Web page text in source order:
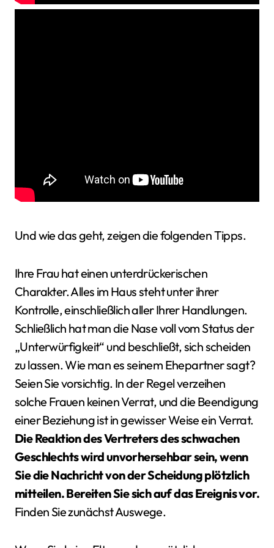
Und wie das geht, zeigen die folgenden Tipps.
Ihre Frau hat einen unterdrückerischen
Charakter. Alles im Haus steht unter ihrer
Kontrolle, einschließlich aller Ihrer Handlungen.
Schließlich hat man die Nase voll vom Status der
„Unterwürfigkeit“ und beschließt, sich scheiden
zu lassen. Wie man es seinem Ehepartner sagt?
Seien Sie vorsichtig. In der Regel verzeihen
solche Frauen keinen Verrat, und die Beendigung
einer Beziehung ist in gewisser Weise ein Verrat.
Die Reaktion des Vertreters des schwachen
Geschlechts wird unvorhersehbar sein, wenn
Sie die Nachricht von der Scheidung plötzlich
mitteilen. Bereiten Sie sich auf das Ereignis vor.
Finden Sie zunächst Auswege.